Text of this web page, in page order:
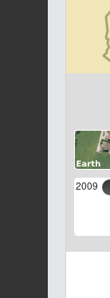
2009